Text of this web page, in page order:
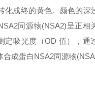
化成终的黄色。颜色的深
同源物(NSA2)呈正相
定吸光度（OD 值），通
合成蛋白NSA2同源物